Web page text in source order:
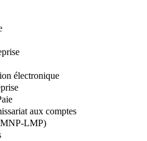
électronique
aux comptes
LMP)